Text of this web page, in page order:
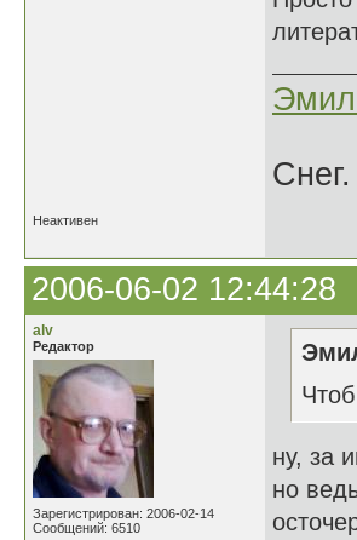
Неактивен
2006-06-02 12:44:28
alv
Редактор
Зарегистрирован: 2006-02-14
Сообщений: 6510
ну, за
но